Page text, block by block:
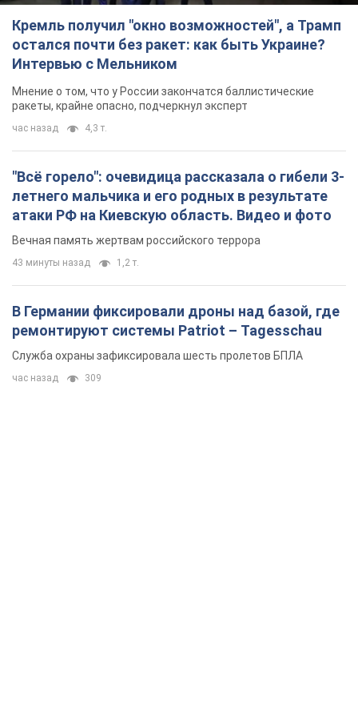
Кремль получил "окно возможностей", а Трамп
остался почти без ракет: как быть Украине?
Интервью с Мельником
Мнение о том, что у России закончатся баллистические
ракеты, крайне опасно, подчеркнул эксперт
час назад 4,3 т.
"Всё горело": очевидица рассказала о гибели 3-
летнего мальчика и его родных в результате
атаки РФ на Киевскую область. Видео и фото
Вечная память жертвам российского террора
43 минуты назад 1,2 т.
В Германии фиксировали дроны над базой, где
ремонтируют системы Patriot – Tagesschau
Служба охраны зафиксировала шесть пролетов БПЛА
час назад 309